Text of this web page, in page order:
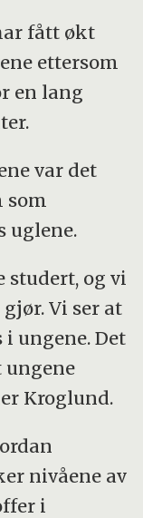
fått økt
ettersom
en lang
var det
som
uglene.
studert, og vi
Vi ser at
ungene. Det
ungene
Kroglund.
nivåene av
i